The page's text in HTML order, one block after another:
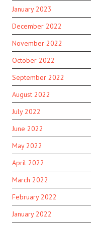
January 2023
December 2022
November 2022
October 2022
September 2022
August 2022
July 2022
June 2022
May 2022
April 2022
March 2022
February 2022
January 2022